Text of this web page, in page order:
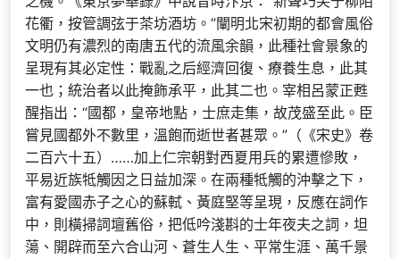
花衢，按管調弦于茶坊酒坊。”闡明北宋初期的都會風俗
文明仍有濃烈的南唐五代的流風余韻，此種社會景象的
呈現有其必定性：戰亂之后經濟回復、療養生息，此其
一也；統治者以此掩飾承平，此其二也。宰相呂蒙正甦
醒指出：“國都，皇帝地點，士庶走集，故茂盛至此。臣
嘗見國都外不數里，溫飽而逝世者甚眾。”（《宋史》卷
二百六十五）……加上仁宗朝對西夏用兵的累遭慘敗，
平易近族牴觸因之日益加深。在兩種牴觸的沖擊之下，
富有愛國赤子之心的蘇軾、黃庭堅等呈現，反應在詞作
中，則橫掃詞壇舊俗，把低吟淺斟的士年夜夫之詞，坦
蕩、開辟而至六合山河、蒼生人生、平常生涯、萬千景